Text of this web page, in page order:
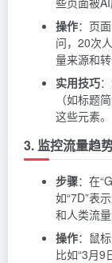
操作：页
问，20次
量来源和转
实用技巧
（如标题
这些元素。
3. 监控流量趋
步骤：在
如“7D”表
和人类流量
操作：鼠
比如“3月9